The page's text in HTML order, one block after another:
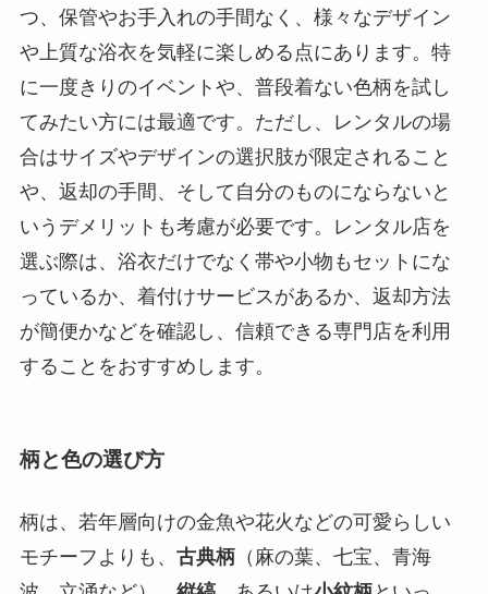
つ、保管やお手入れの手間なく、様々なデザイン
や上質な浴衣を気軽に楽しめる点にあります。特
に一度きりのイベントや、普段着ない色柄を試し
てみたい方には最適です。ただし、レンタルの場
合はサイズやデザインの選択肢が限定されること
や、返却の手間、そして自分のものにならないと
いうデメリットも考慮が必要です。レンタル店を
選ぶ際は、浴衣だけでなく帯や小物もセットにな
っているか、着付けサービスがあるか、返却方法
が簡便かなどを確認し、信頼できる専門店を利用
することをおすすめします。
柄と色の選び方
柄は、若年層向けの金魚や花火などの可愛らしい
モチーフよりも、 古典柄（麻の葉、七宝、青海